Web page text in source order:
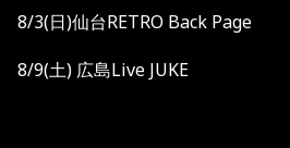
8/3(日)仙台RETRO Back Page
8/9(土) 広島Live JUKE